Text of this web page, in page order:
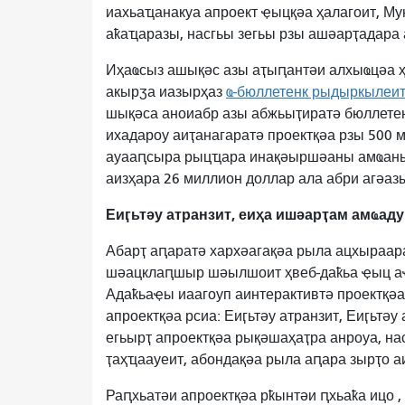
иахьаҵанакуа апроект ҿыцқәа ҳалагоит,
аҟаҵаразы, насгьы зегьы рзы
Иҳаҩсыз ашықәс азы аҭыԥантәи алхыҩцәа
акырӡа иазырҳаз ҩ-бюллетенк рыдыркылеит
шықәса аноиабр азы абжьыҭиратә
ихадароу аиҭанагаратә проектқәа рзы
ауааԥсыра рыцҵара инақәыршәаны
аизҳара 26 миллион доллар ала абри
Еиӷьтәу атранзит, еиҳа ишәарҭам
Абарҭ аԥаратә хархәагақәа рыла
шәацклаԥшыр шәылшоит ҳвеб-даҟьа ҿыц
Адаҟьаҿы иаагоуп аинтерактивтә
апроектқәа рсиа: Еиӷьтәу атранзит,
егьырҭ апроектқәа рықәшаҳаҭра анроуа,
ҭаҳҵаауеит, абондақәа рыла аԥара зырҭо
Раԥхьатәи апроектқәа рҟынтәи ԥхьаҟа